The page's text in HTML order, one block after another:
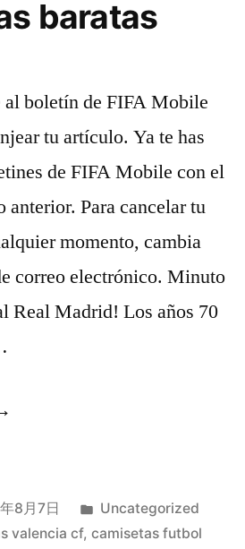
baratas
al boletín de FIFA Mobile
tu artículo. Ya te has
de FIFA Mobile con el
anterior. Para cancelar tu
momento, cambia
correo electrónico. Minuto
Real Madrid! Los años 70
8月7日
Publicado
en
Uncategorized
valencia cf, camisetas futbol